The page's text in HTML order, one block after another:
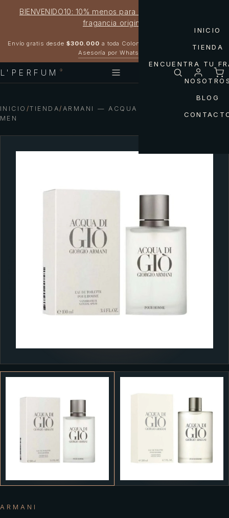
BIENVENIDO10: 10% menos para estrenar tu próxima
fragancia original
Envío gratis desde $300.000 a toda Colombia
Asesoría por WhatsApp
L'PERFUM ®
INICIO
TIENDA
ENCUENTRA TU
BLOG
INICIO /TIENDA/ ARMANI — ACQUA DI GIO DE ARMANI
MEN
ARMANI